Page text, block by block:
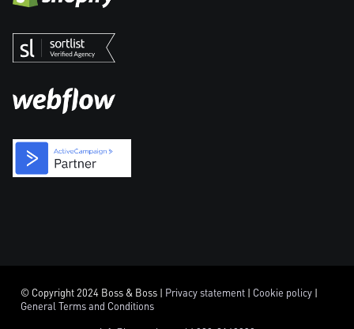
© Copyright 2024 Boss & Boss | Privacy statement | Cookie policy |
General Terms and Conditions